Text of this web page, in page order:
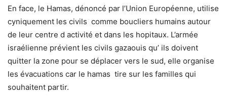
En face, le Hamas, dénoncé par l’Union Européenne, utilise
cyniquement les civils comme boucliers humains autour
de leur centre d activité et dans les hopitaux. L’armée
israélienne prévient les civils gazaouis qu’ ils doivent
quitter la zone pour se déplacer vers le sud, elle organise
les évacuations car le hamas tire sur les familles qui
souhaitent partir.